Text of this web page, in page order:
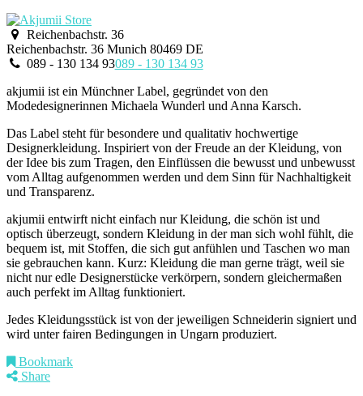
Reichenbachstr. 36
Reichenbachstr. 36 Munich 80469 DE
089 - 130 134 93089 - 130 134 93
akjumii ist ein Münchner Label, gegründet von den
Modedesignerinnen Michaela Wunderl und Anna Karsch.
Das Label steht für besondere und qualitativ hochwertige
Designerkleidung. Inspiriert von der Freude an der Kleidung, von
der Idee bis zum Tragen, den Einflüssen die bewusst und unbewusst
vom Alltag aufgenommen werden und dem Sinn für Nachhaltigkeit
und Transparenz.
akjumii entwirft nicht einfach nur Kleidung, die schön ist und
optisch überzeugt, sondern Kleidung in der man sich wohl fühlt, die
bequem ist, mit Stoffen, die sich gut anfühlen und Taschen wo man
sie gebrauchen kann. Kurz: Kleidung die man gerne trägt, weil sie
nicht nur edle Designerstücke verkörpern, sondern gleichermaßen
auch perfekt im Alltag funktioniert.
Jedes Kleidungsstück ist von der jeweiligen Schneiderin signiert und
wird unter fairen Bedingungen in Ungarn produziert.
Bookmark
Share